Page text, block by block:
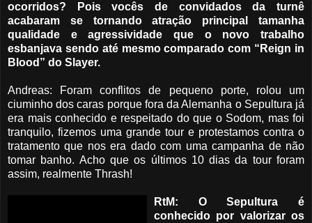
ocorridos? Pois vocês de convidados da turnê
acabaram se tornando atração principal tamanha
qualidade e agressividade que o novo trabalho
esbanjava sendo até mesmo comparado com “Reign in
Blood” do Slayer.
Andreas: Foram conflitos de pequeno porte, rolou um
ciuminho dos caras porque fora da Alemanha o Sepultura já
era mais conhecido e respeitado do que o Sodom, mas foi
tranquilo, fizemos uma grande tour e protestamos contra o
tratamento que nos era dado com uma campanha de não
tomar banho. Acho que os últimos 10 dias da tour foram
assim, realmente Thrash!
RtM: O Sepultura é
conhecido por valorizar os